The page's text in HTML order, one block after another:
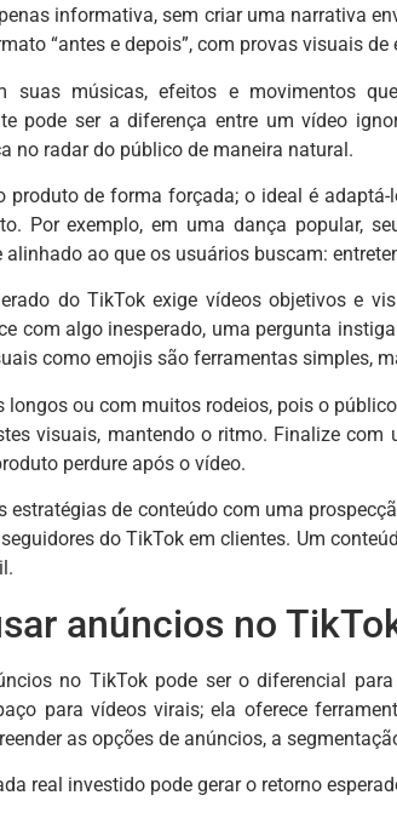
informativa, sem criar uma narrativa
“antes e depois”, com provas visuais
suas músicas, efeitos e movimentos
pode ser a diferença entre um vídeo
no radar do público de maneira natural.
produto de forma forçada; o ideal é
Por exemplo, em uma dança popular,
alinhado ao que os usuários buscam:
do TikTok exige vídeos objetivos e
com algo inesperado, uma pergunta
como emojis são ferramentas simples,
longos ou com muitos rodeios, pois o
visuais, mantendo o ritmo. Finalize
perdure após o vídeo.
estratégias de conteúdo com uma
do TikTok em clientes. Um
anúncios no
no TikTok pode ser o diferencial
para vídeos virais; ela oferece
as opções de anúncios, a
real investido pode gerar o retorno